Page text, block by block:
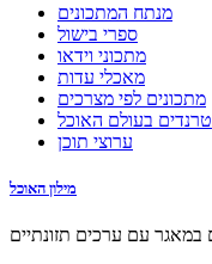
מנתח המתכונים
ספרי בישול
מתכוני וידאו
מאכלי עדות
מתכונים לפי מצרכים
טרנדים בעולם האוכל
ערוצי תוכן
מילון האוכל